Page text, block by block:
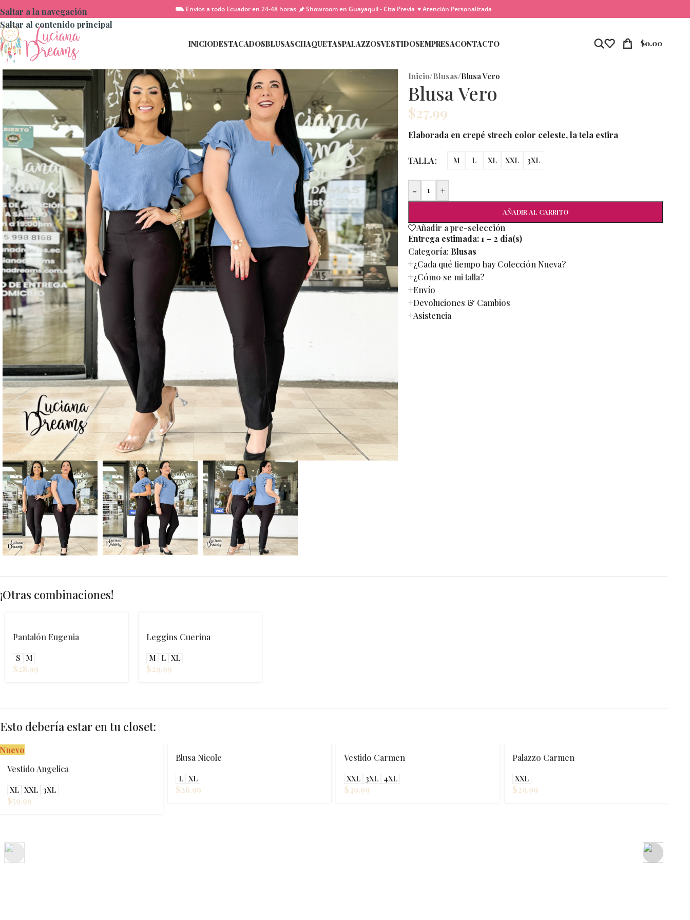
Saltar a la navegación
Saltar al contenido principal
⛟ Envíos a todo Ecuador en 24-48 horas 🖈 Showroom en Guayaquil - Cita Previa ♥ Atención Personalizada
INICIODESTACADOSBLUSASCHAQUETASPALAZZOSVESTIDOSEMPRESACONTACTO $0.00
Inicio/Blusas/Blusa Vero
Blusa Vero
$27.99
Elaborada en crepé strech color celeste, la tela estira
TALLA M L XL XXL 3XL
- +
AÑADIR AL CARRITO
Añadir a pre-selección
Entrega estimada:1 – 2 día(s)
Categoría: Blusas
¿Cada qué tiempo hay Colección Nueva?
¿Cómo se mi talla?
Envío
Devoluciones & Cambios
Asistencia
¡Otras combinaciones!
Pantalón Eugenia
S M
$28.99
Leggins Cuerina
M L XL
$29.99
Esto debería estar en tu closet:
Blusa Nicole
$26.99
Vestido Carmen
XXL 3XL
$49.99
Palazzo Carmen
XXL
$29.99